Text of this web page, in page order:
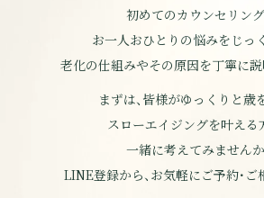
初めてのカウンセリン
お一人おひとりの悩みを じっ
老化の仕組みやその原因を丁寧に説
まずは、皆様がゆっくりと歳
スローエイジングを叶える
一緒に考えてみません
LINE登録から、お気軽にご予約・ご